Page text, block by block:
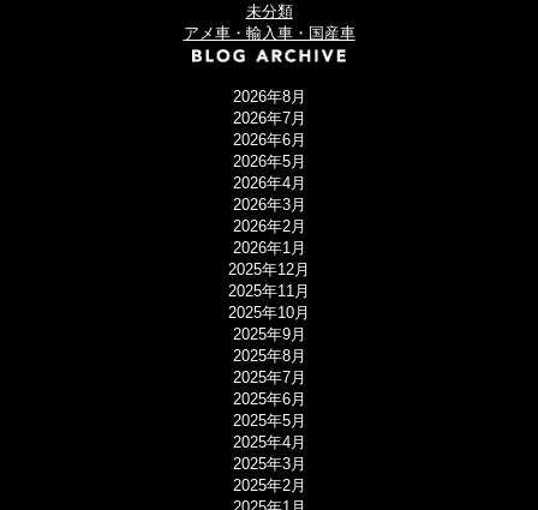
未分類
アメ車・輸入車・国産車
2026年8月
2026年7月
2026年6月
2026年5月
2026年4月
2026年3月
2026年2月
2026年1月
2025年12月
2025年11月
2025年10月
2025年9月
2025年8月
2025年7月
2025年6月
2025年5月
2025年4月
2025年3月
2025年2月